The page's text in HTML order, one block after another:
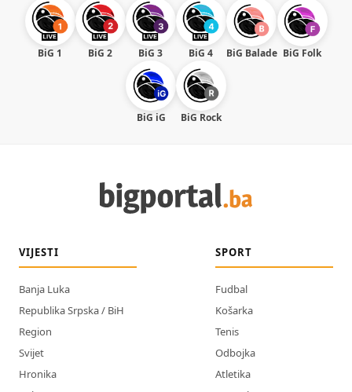
BiG 1 BiG 2 BiG 3 BiG 4 BiG Balade BiG Folk
BiG iG BiG Rock
VIJESTI
Banja Luka
Republika Srpska / BiH
Region
Svijet
Hronika
SPORT
Fudbal
Košarka
Tenis
Odbojka
Atletika